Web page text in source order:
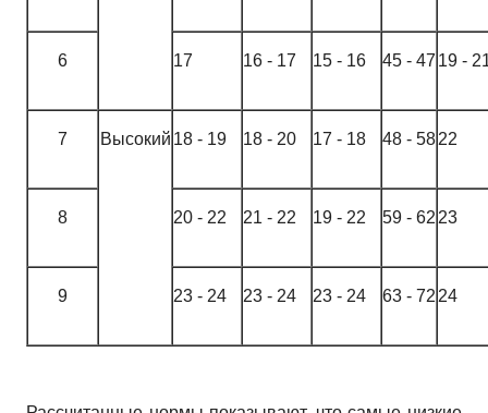
6 17 16 - 17 15 - 16 45 - 47 19 -
7 Высокий 18 - 19 18 - 20 17 - 18 48 - 5822
8 20 - 22 21 - 22 19 - 22 59 - 62 23
9 23 - 24 23 - 24 23 - 24 63 - 72 24